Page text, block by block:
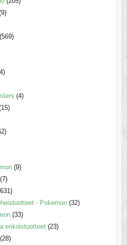
(569)
(4)
(9)
(7)
- Pokemon (32)
(33)
erikoistuotteet (23)
(28)